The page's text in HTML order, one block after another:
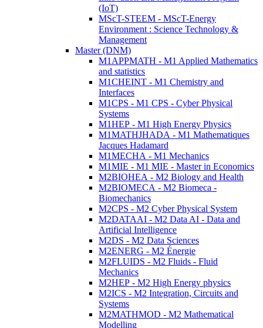
(IoT)
MScT-STEEM - MScT-Energy
Environment : Science Technology &
Management
Master (DNM)
M1APPMATH - M1 Applied Mathematics
and statistics
M1CHEINT - M1 Chemistry and
Interfaces
M1CPS - M1 CPS - Cyber Physical
Systems
M1HEP - M1 High Energy Physics
M1MATHJHADA - M1 Mathematiques
Jacques Hadamard
M1MECHA - M1 Mechanics
M1MIE - M1 MIE - Master in Economics
M2BIOHEA - M2 Biology and Health
M2BIOMECA - M2 Biomeca -
Biomechanics
M2CPS - M2 Cyber Physical System
M2DATAAI - M2 Data AI - Data and
Artificial Intelligence
M2DS - M2 Data Sciences
M2ENERG - M2 Énergie
M2FLUIDS - M2 Fluids - Fluid
Mechanics
M2HEP - M2 High Energy physics
M2ICS - M2 Integration, Circuits and
Systems
M2MATHMOD - M2 Mathematical
Modelling